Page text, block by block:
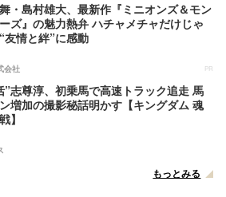
・島村雄大、最新作『ミニオンズ＆モン
ズ』の魅力熱弁 ハチャメチャだけじゃ
友情と絆”に感動
会社 PR
”志尊淳、初乗馬で高速トラック追走 馬
増加の撮影秘話明かす【キングダム 魂
】
もっとみる